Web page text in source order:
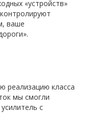
«устройств»
ваше
реализацию класса
мы смогли
с